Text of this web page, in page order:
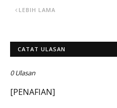
LEBIH LAMA
CATAT ULASAN
0 Ulasan
[PENAFIAN]